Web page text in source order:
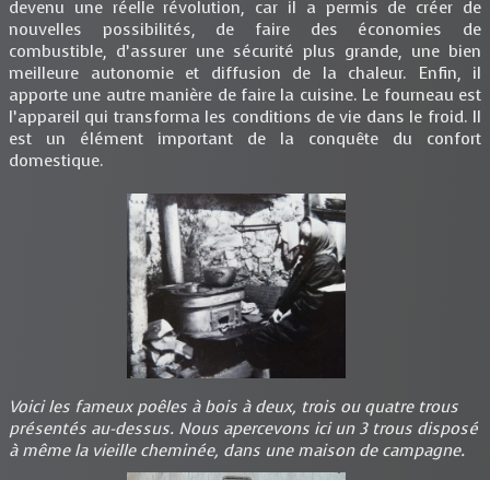
devenu une réelle révolution, car il a permis de créer de
nouvelles possibilités, de faire des économies de
combustible, d’assurer une sécurité plus grande, une bien
meilleure autonomie et diffusion de la chaleur. Enfin, il
apporte une autre manière de faire la cuisine. Le fourneau est
l’appareil qui transforma les conditions de vie dans le froid. Il
est un élément important de la conquête du confort
domestique.
Voici les fameux poêles à bois à deux, trois ou quatre trous
présentés au-dessus. Nous apercevons ici un 3 trous disposé
à même la vieille cheminée, dans une maison de campagne.